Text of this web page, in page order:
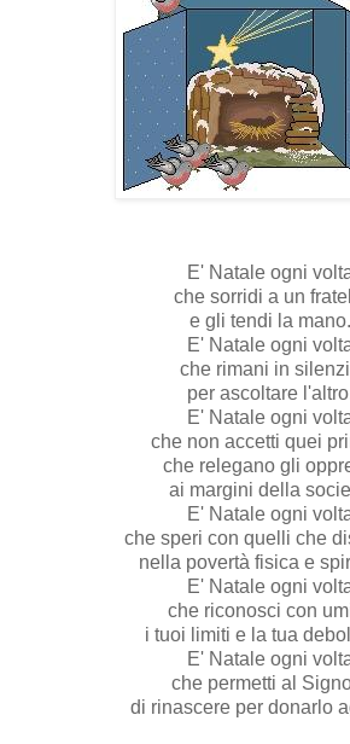
E' Natale ogni
che sorridi a un
e gli tendi la mano.
E' Natale ogni
che rimani in
per ascoltare
E' Natale ogni
che non accetti quei
che relegano gli
ai margini della
E' Natale ogni
che speri con quelli che
nella povertà fisica e
E' Natale ogni
che riconosci con
i tuoi limiti e la tua
E' Natale ogni
che permetti al
di rinascere per donarlo